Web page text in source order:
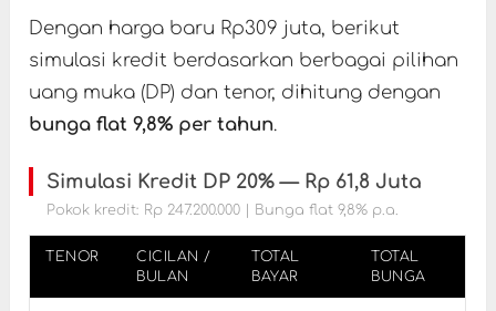
Dengan harga baru Rp309 juta, berikut
simulasi kredit berdasarkan berbagai pilihan
uang muka (DP) dan tenor, dihitung dengan
bunga flat 9,8% per tahun.
Simulasi Kredit DP 20% — Rp 61,8 Juta
Pokok kredit: Rp 247.200.000 | Bunga flat 9,8% p.a.
TENOR
CICILAN /
BULAN
TOTAL
BAYAR
TOTAL
BUNGA